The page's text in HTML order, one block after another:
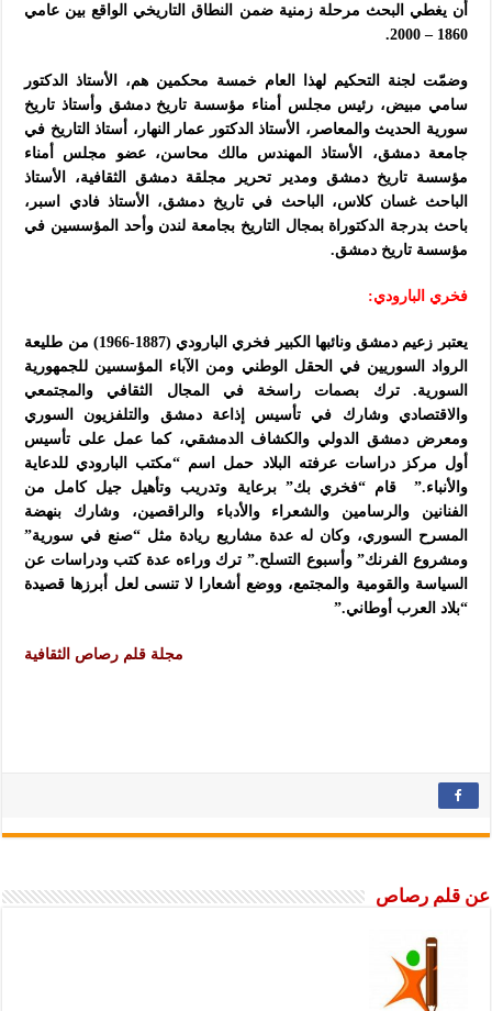
أن يغطي البحث مرحلة زمنية ضمن النطاق التاريخي الواقع بين عامي
1860 – 2000.
وضمّت لجنة التحكيم لهذا العام خمسة محكمين هم، الأستاذ الدكتور
سامي مبيض، رئيس مجلس أمناء مؤسسة تاريخ دمشق وأستاذ تاريخ
سورية الحديث والمعاصر، الأستاذ الدكتور عمار النهار، أستاذ التاريخ في
جامعة دمشق، الأستاذ المهندس مالك محاسن، عضو مجلس أمناء
مؤسسة تاريخ دمشق ومدير تحرير مجلقة دمشق الثقافية، الأستاذ
الباحث غسان كلاس، الباحث في تاريخ دمشق، الأستاذ فادي اسبر،
باحث بدرجة الدكتوراة بمجال التاريخ بجامعة لندن وأحد المؤسسين في
مؤسسة تاريخ دمشق.
فخري البارودي:
يعتبر زعيم دمشق ونائبها الكبير فخري البارودي (1887-1966) من طليعة
الرواد السوريين في الحقل الوطني ومن الآباء المؤسسين للجمهورية
السورية. ترك بصمات راسخة في المجال الثقافي والمجتمعي
والاقتصادي وشارك في تأسيس إذاعة دمشق والتلفزيون السوري
ومعرض دمشق الدولي والكشاف الدمشقي، كما عمل على تأسيس
أول مركز دراسات عرفته البلاد حمل اسم “مكتب البارودي للدعاية
والأنباء.” قام “فخري بك” برعاية وتدريب وتأهيل جيل كامل من
الفنانين والرسامين والشعراء والأدباء والراقصين، وشارك بنهضة
المسرح السوري، وكان له عدة مشاريع ريادة مثل “صنع في سورية”
ومشروع الفرنك” وأسبوع التسلح.” ترك وراءه عدة كتب ودراسات عن
السياسة والقومية والمجتمع، ووضع أشعارا لا تنسى لعل أبرزها قصيدة
“بلاد العرب أوطاني.”
مجلة قلم رصاص الثقافية
عن قلم رصاص